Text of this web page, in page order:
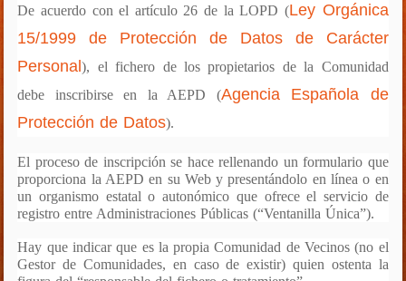
De acuerdo con el artículo 26 de la LOPD (Ley Orgánica
15/1999 de Protección de Datos de Carácter
Personal), elfichero de los propietarios de la Comunidad
debe inscribirse en la AEPD (Agencia Española de
Protección de Datos).
El proceso de inscripción se hace rellenando un formulario que
proporciona la AEPD en su Web y presentándolo en línea o en
un organismo estatal o autonómico que ofrece el servicio de
registro entre Administraciones Públicas (“Ventanilla Única”).
Hay que indicar que es la propia Comunidad de Vecinos (no el
Gestor de Comunidades, en caso de existir) quien ostenta la